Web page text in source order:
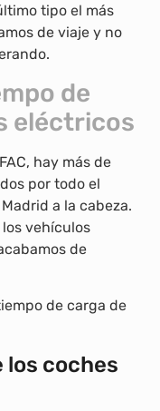
tipo el más
de viaje y no
de
eléctricos
hay más de
por todo el
a la cabeza.
vehículos
de
de carga de
los coches